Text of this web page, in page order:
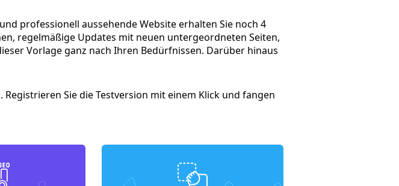
professionell aussehende Website erhalten Sie noch 4
regelmäßige Updates mit neuen untergeordneten Seiten,
Vorlage ganz nach Ihren Bedürfnissen. Darüber hinaus
Sie die Testversion mit einem Klick und fangen